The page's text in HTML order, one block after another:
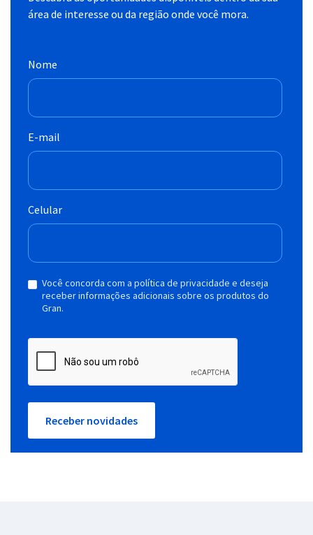
área de interesse ou da região onde você mora.
Nome
E-mail
Celular
Você concorda com a política de privacidade e deseja
receber informações adicionais sobre os produtos do
Gran.
Receber novidades